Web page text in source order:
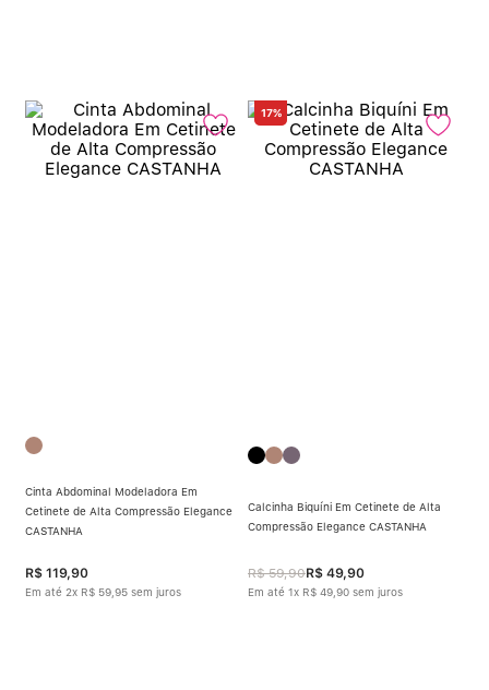
Cinta Abdominal Modeladora Em
Cetinete de Alta Compressão Elegance
CASTANHA
R$ 119,90
Em até 2x R$ 59 95 sem juros
17%
Calcinha Biquíni Em Cetinete de Alta
Compressão Elegance CASTANHA
R$ 59,90R$ 49,90
Em até 1x R$ 49 90 sem juros